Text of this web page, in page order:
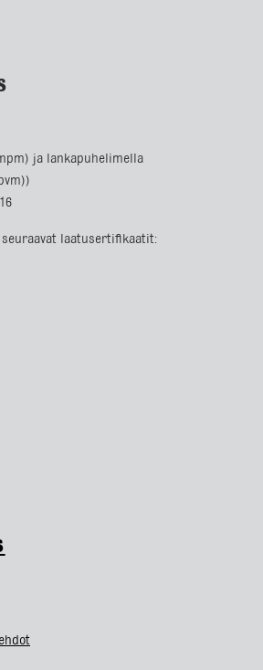
ja lankapuhelimella
laatusertifikaatit: